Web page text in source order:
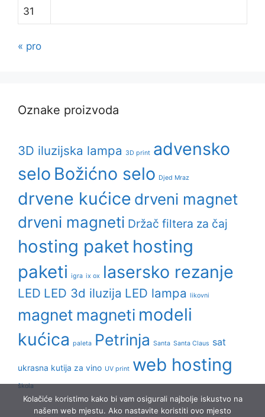
31
« pro
Oznake proizvoda
3D iluzijska lampa 3D print advensko
selo Božićno selo Djed Mraz
drvene kućice drveni magnet
drveni magneti Držač filtera za čaj
hosting paket hosting
paketi igra ix ox lasersko rezanje
LED LED 3d iluzija LED lampa likovni
magnet magneti modeli
kućica paleta Petrinja Santa Santa Claus sat
ukrasna kutija za vino UV print web hosting
škola
Kolačiće koristimo kako bi vam osigurali najbolje iskustvo na
našem web mjestu. Ako nastavite koristiti ovo mjesto